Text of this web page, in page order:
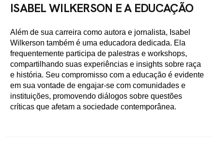
ISABEL WILKERSON E A EDUCAÇÃO
Além de sua carreira como autora e jornalista, Isabel
Wilkerson também é uma educadora dedicada. Ela
frequentemente participa de palestras e workshops,
compartilhando suas experiências e insights sobre raça
e história. Seu compromisso com a educação é evidente
em sua vontade de engajar-se com comunidades e
instituições, promovendo diálogos sobre questões
críticas que afetam a sociedade contemporânea.